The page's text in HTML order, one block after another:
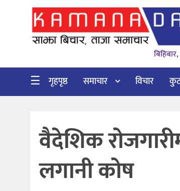
गृहपृष्ठ
विचार
कुटनिती
बाणिज्य
☰ गृहपृष्ठ समाचार विचार
वैदेशिक
लगानी कोष